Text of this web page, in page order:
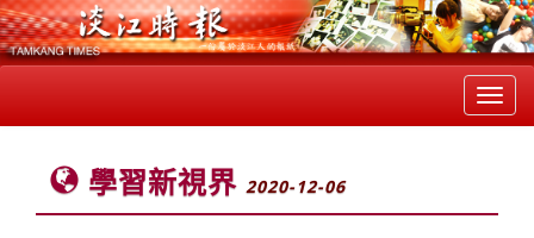
學習新視界 2020-12-06